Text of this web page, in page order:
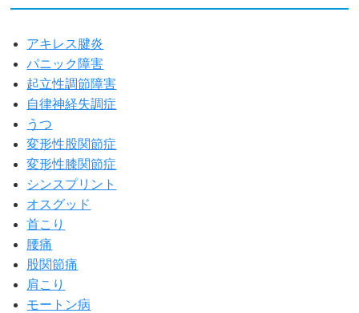
アキレス腱炎
パニック障害
起立性調節障害
自律神経失調症
うつ
変形性股関節症
変形性膝関節症
シンスプリント
オスグッド
首こり
腰痛
股関節痛
肩こり
モートン病